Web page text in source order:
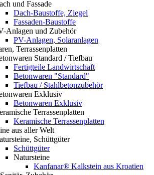
und Fassade
Dach-Baustoffe, Ziegel
Fassaden-Baustoffe
Anlagen und Zubehör
PV-Anlagen, Solaranlagen
Terrassenplatten
Standard / Tiefbau
Fertigteile Landwirtschaft
Betonwaren "Standard"
Tiefbau / Stahlbetonzubehör
Exklusiv
Betonwaren Exklusiv
Terrassenplatten
Keramische Terrassenplatten
aus aller Welt
Schüttgüter
Schüttgüter
Natursteine
Kanfanar® Kalkstein aus Kroatien